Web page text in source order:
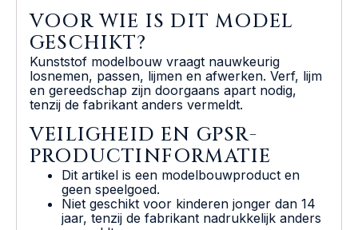
VOOR WIE IS DIT MODEL
GESCHIKT?
Kunststof modelbouw vraagt nauwkeurig
losnemen, passen, lijmen en afwerken. Verf, lijm
en gereedschap zijn doorgaans apart nodig,
tenzij de fabrikant anders vermeldt.
VEILIGHEID EN GPSR-
PRODUCTINFORMATIE
Dit artikel is een modelbouwproduct en
geen speelgoed.
Niet geschikt voor kinderen jonger dan 14
jaar, tenzij de fabrikant nadrukkelijk anders